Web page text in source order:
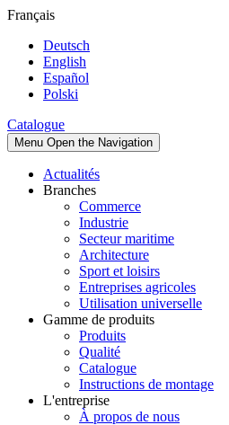
Français
Deutsch
English
Español
Polski
Catalogue
Menu Open the Navigation
Actualités
Branches
Commerce
Industrie
Secteur maritime
Architecture
Sport et loisirs
Entreprises agricoles
Utilisation universelle
Gamme de produits
Produits
Qualité
Catalogue
Instructions de montage
L'entreprise
À propos de nous